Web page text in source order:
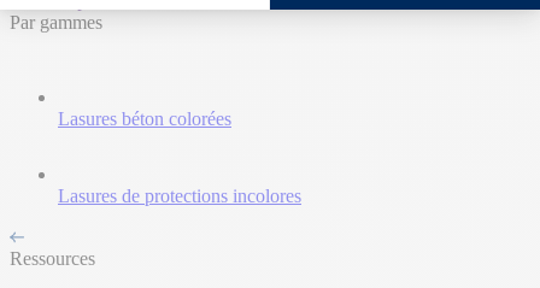
Par gammes
Lasures béton colorées
Lasures de protections incolores
Ressources